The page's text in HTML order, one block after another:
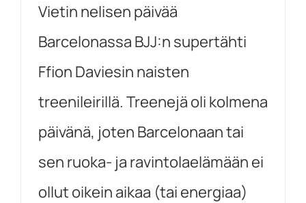
Vietin nelisen päivää
Barcelonassa BJJ:n supertähti
Ffion Daviesin naisten
treenileirillä. Treenejä oli kolmena
päivänä, joten Barcelonaan tai
sen ruoka- ja ravintolaelämään ei
ollut oikein aikaa (tai energiaa)